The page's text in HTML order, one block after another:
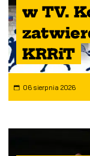
w TV.
KRRiT
06 sierpnia 2026